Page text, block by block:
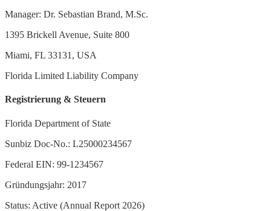
Manager: Dr. Sebastian Brand, M.Sc.
1395 Brickell Avenue, Suite 800
Miami, FL 33131, USA
Florida Limited Liability Company
Registrierung & Steuern
Florida Department of State
Sunbiz Doc-No.: L25000234567
Federal EIN: 99-1234567
Gründungsjahr: 2017
Status: Active (Annual Report 2026)